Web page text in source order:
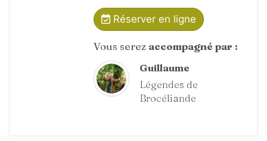
Réserver en ligne
Vous serez accompagné par :
Guillaume
Légendes de
Brocéliande